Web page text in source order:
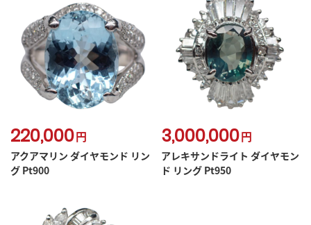
220,000円
アクアマリン ダイヤモンド リン
グ Pt900
3,000,000円
アレキサンドライト ダイヤモン
ド リング Pt950